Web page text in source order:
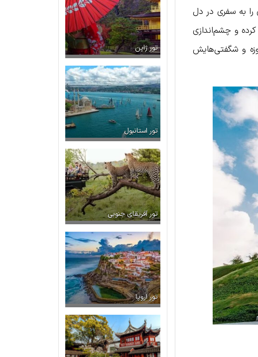
را به سفری در دل
و چشم‌اندازی
و شگفتی‌هایش
تور ژاپن
تور استانبول
تور آفریقای جنوبی
تور اروپا